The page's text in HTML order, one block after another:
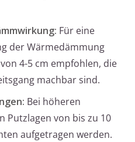
Für eine
der Wärmedämmung
4-5 cm empfohlen, die
machbar sind.
Bei höheren
Putzlagen von bis zu 10
aufgetragen werden.